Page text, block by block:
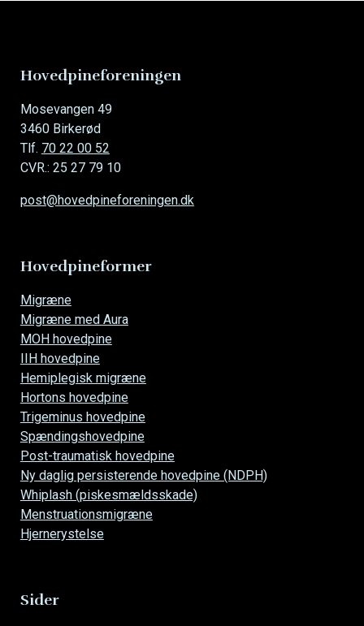
Hovedpineforeningen
Mosevangen 49
3460 Birkerød
Tlf. 70 22 00 52
CVR.: 25 27 79 10
post@hovedpineforeningen.dk
Hovedpineformer
navigationen
Migræne
Migræne med Aura
MOH hovedpine
IIH hovedpine
Hemiplegisk migræne
Hortons hovedpine
Trigeminus hovedpine
Spændingshovedpine
Post-traumatisk hovedpine
Ny daglig persisterende hovedpine (NDPH)
Whiplash (piskesmældsskade)
Menstruationsmigræne
Hjernerystelse
Sider